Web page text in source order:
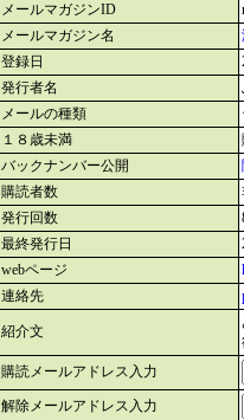
メールマガジンID
メールマガジン名
登録日
発行者名
メールの種類
１８歳未満
バックナンバー公開
購読者数
発行回数
最終発行日
webページ
連絡先
紹介文
購読メールアドレス入力
解除メールアドレス入力